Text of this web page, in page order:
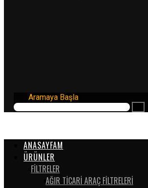
Aramaya Başla
ANASAYFAM
ÜRÜNLER
FİLTRELER
AĞIR TİCARİ ARAÇ FİLTRELERİ